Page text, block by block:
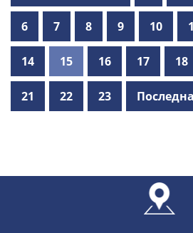
6 7 8 9 10
14 15 16 17 18
21 22 23